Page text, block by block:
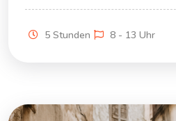
5 Stunden 8 - 13 Uhr